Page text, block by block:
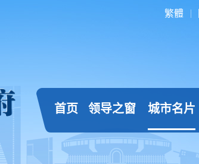
繁體
首页 领导之窗 城市名片